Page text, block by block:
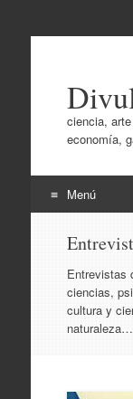
ciencia,
economía,
Menú
contenidoEntrevistas
ciencias,
cultura y
naturaleza…